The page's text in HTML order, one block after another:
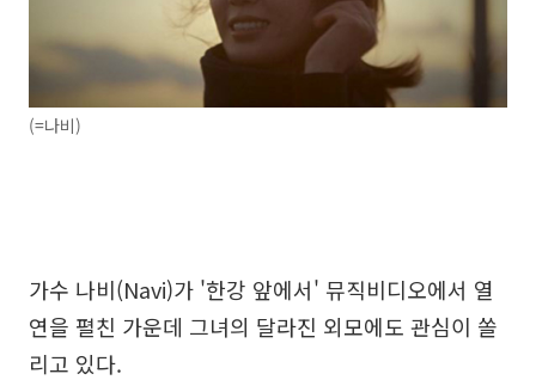
(=나비)
가수 나비(Navi)가 '한강 앞에서' 뮤직비디오에서 열
연을 펼친 가운데 그녀의 달라진 외모에도 관심이 쏠
리고 있다.